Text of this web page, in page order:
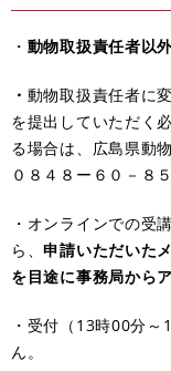
・ 動物取扱責任者以
・ 動物取扱責任者に
を提出していただく
る場合は、広島県動
０８４８ー６０－８
​・ オンラインでの受
ら、申請いただいた
を目途に事務局から
・受付（13時00分
ん。